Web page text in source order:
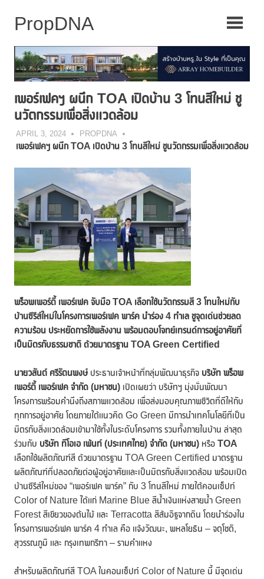
เพอร์เฟคฯ ผนึก TOA เปิดบ้าน 3 โทนสีใหม่ ชู
นวัตกรรมเพื่อสิ่งแวดล้อม
APRIL 3, 2024 PROPDNA
เพอร์เฟคฯ ผนึกTOA เปิดบ้าน 3 โทนสีใหม่ ชูนวัตกรรมเพื่อสิ่งแวดล้อม
พร็อพเพอร์ตี้ เพอร์เฟค จับมือ TOA เลือกใช้นวัตกรรมสี 3 โทนใหม่กับ
บ้านซีรีส์ใหม่ในโครงการเพอร์เฟค พาร์ค นำร่อง 4 ทำเล ชูจุดเด่นช่วยลด
ความร้อน ประหยัดการใช้พลังงาน พร้อมตอบโจทย์เทรนด์การอยู่อาศัยที่
เป็นมิตรกับธรรมชาติ ด้วยมาตรฐาน TOA Green Certified
นายวสันต์ ศรีรัตนพงษ์ประธานเจ้าหน้าที่กลุ่มพัฒนาธุรกิจ บริษัท พร็อพ
เพอร์ตี้ เพอร์เฟค จำกัด (มหาชน) เปิดเผยว่า บริษัทฯ มุ่งมั่นพัฒนา
โครงการพร้อมคำนึงถึงสภาพแวดล้อม เพื่อส่งมอบคุณภาพชีวิตที่ดีให้กับ
ทุกการอยู่อาศัย โดยภายใต้แนวคิด Go Green มีการนำเทคโนโลยีที่เป็น
มิตรกับสิ่งแวดล้อมเข้ามาใช้ทั้งในระดับโครงการ รวมทั้งภายในบ้าน ล่าสุด
ร่วมกับ บริษัท ทีโอเอ เพ้นท์ (ประเทศไทย) จำกัด (มหาชน) หรือ TOA
เลือกใช้ผลิตภัณฑ์สี ด้วยมาตรฐาน TOA Green Certified มาตรฐาน
ผลิตภัณฑ์ที่ปลอดภัยต่อผู้อยู่อาศัยและเป็นมิตรกับสิ่งแวดล้อม พร้อมเปิด
บ้านซีรีส์ใหม่ของ “เพอร์เฟค พาร์ค” กับ 3 โทนสีใหม่ ภายใต้คอนเซ็ปท์
Color of Nature ได้แก่ Marine Blue สีน้ำเงินแห่งสายน้ำ Green
Forest สีเขียวของต้นไม้ และ Terracotta สีส้มอิฐจากดิน โดยนำร่องใน
โครงการเพอร์เฟค พาร์ค 4 ทำเล คือ แจ้งวัฒนะ, พหลโยธิน – จตุโชติ,
สุวรรณภูมิ และ กรุงเทพกรีฑา – รามคำแหง
สำหรับผลิตภัณฑ์สี TOA ในคอนเซ็ปท์ Color of Nature นี้ มีจุดเด่น